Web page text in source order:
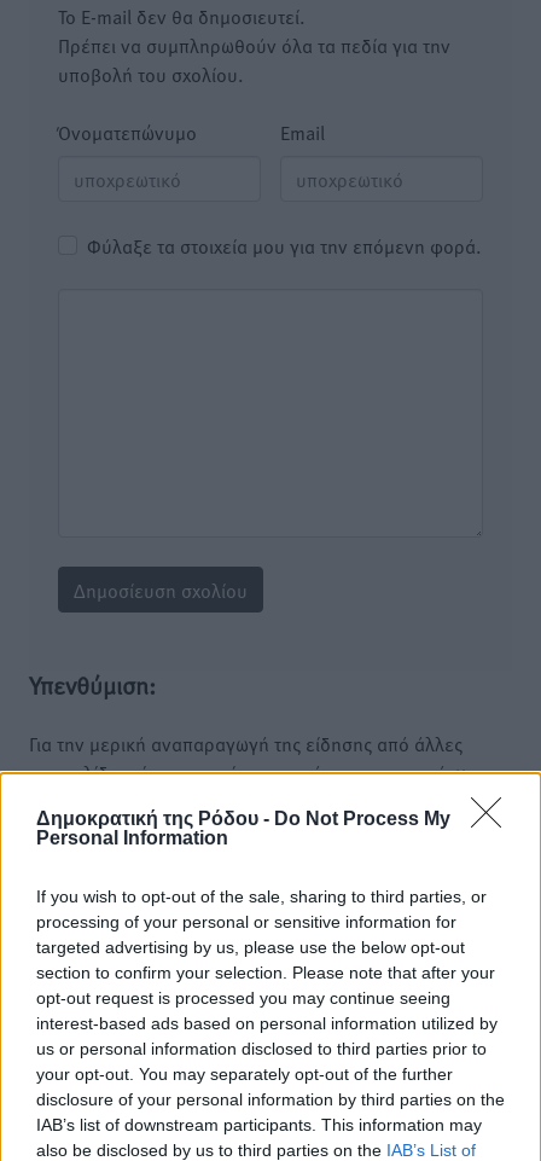
Δημοκρατική της Ρόδου - Do Not Process My
Personal Information
If you wish to opt-out of the sale, sharing to third parties, or
processing of your personal or sensitive information for
targeted advertising by us, please use the below opt-out
section to confirm your selection. Please note that after your
opt-out request is processed you may continue seeing
interest-based ads based on personal information utilized by
us or personal information disclosed to third parties prior to
your opt-out. You may separately opt-out of the further
disclosure of your personal information by third parties on the
IAB’s list of downstream participants. This information may
also be disclosed by us to third parties on the IAB’s List of
Το E-mail δεν θα δημοσιευτεί.
Πρέπει να συμπληρωθούν όλα τα πεδία για την
υποβολή του σχολίου.
Όνοματεπώνυμο Email
Φύλαξε τα στοιχεία μου για την επόμενη φορά.
Υπενθύμιση:
Για την μερική αναπαραγωγή της είδησης από άλλες
ιστοσελίδες είναι απαραίτητη η χρήση του παρακάτω
παρεχόμενου συνδέσμου παραπομπής προς το άρθρο
της Δημοκρατικής.
o καιρός τώρα:
27°
αίθριος καιρός
52%
8km/h
Β-ΒΑ